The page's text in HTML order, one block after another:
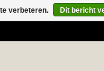
verbeteren. Dit bericht